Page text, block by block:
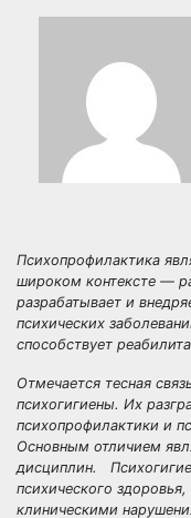
Психопрофилактика
широком контексте —
разрабатывает и
психических
способствует
Отмечается тесная
психогигиены. Их
психопрофилактики и
Основным отличием
дисциплин.
психического
клиническими